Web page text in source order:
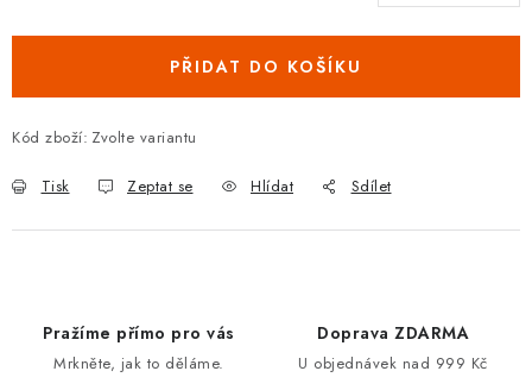
PŘIDAT DO KOŠÍKU
Kód zboží: Zvolte variantu
Tisk Zeptat se Hlídat Sdílet
Pražíme přímo pro vás
Mrkněte, jak to děláme.
Doprava ZDARMA
U objednávek nad 999 Kč